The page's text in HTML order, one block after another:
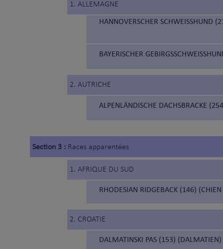
1. ALLEMAGNE
HANNOVERSCHER SCHWEISSHUND
BAYERISCHER
2. AUTRICHE
ALPENLÄNDISCHE DACHSBRACKE
Section 3 : Races apparentées
1. AFRIQUE DU SUD
RHODESIAN RIDGEBACK (146)
2. CROATIE
DALMATINSKI PAS (153) (DALMATIEN)